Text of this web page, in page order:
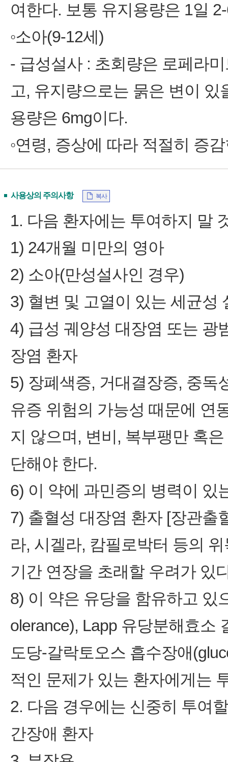
여한다. 보통 유지용량은 1일
◦소아(9‑12세)
‑ 급성설사 : 초회량은 로페라
고, 유지량으로는 묽은 변이
용량은 6mg이다.
◦연령, 증상에 따라 적절히 증
사용상의 주의사항 복사
1. 다음 환자에는 투여하지 말
1) 24개월 미만의 영아
2) 소아(만성설사인 경우)
3) 혈변 및 고열이 있는 세균성
4) 급성 궤양성 대장염 또는 광
장염 환자
5) 장폐색증, 거대결장증, 중독
유증 위험의 가능성 때문에 연
지 않으며, 변비, 복부팽만 혹
단해야 한다.
6) 이 약에 과민증의 병력이 있
7) 출혈성 대장염 환자 [장관출
라, 시겔라, 캄필로박터 등의
기간 연장을 초래할 우려가 있
8) 이 약은 유당을 함유하고 있
olerance), Lapp 유당분해효소
도당‑갈락토오스 흡수장애
적인 문제가 있는 환자에게는
2. 다음 경우에는 신중히 투여
간장애 환자